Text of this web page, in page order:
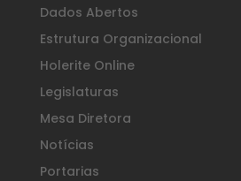
Dados Abertos
Estrutura Organizacional
Holerite Online
Legislaturas
Mesa Diretora
Notícias
Portarias